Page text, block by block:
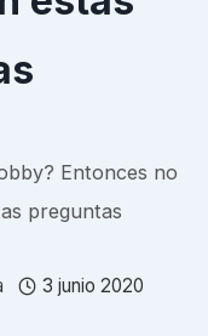
Entonces no
preguntas
3 junio 2020